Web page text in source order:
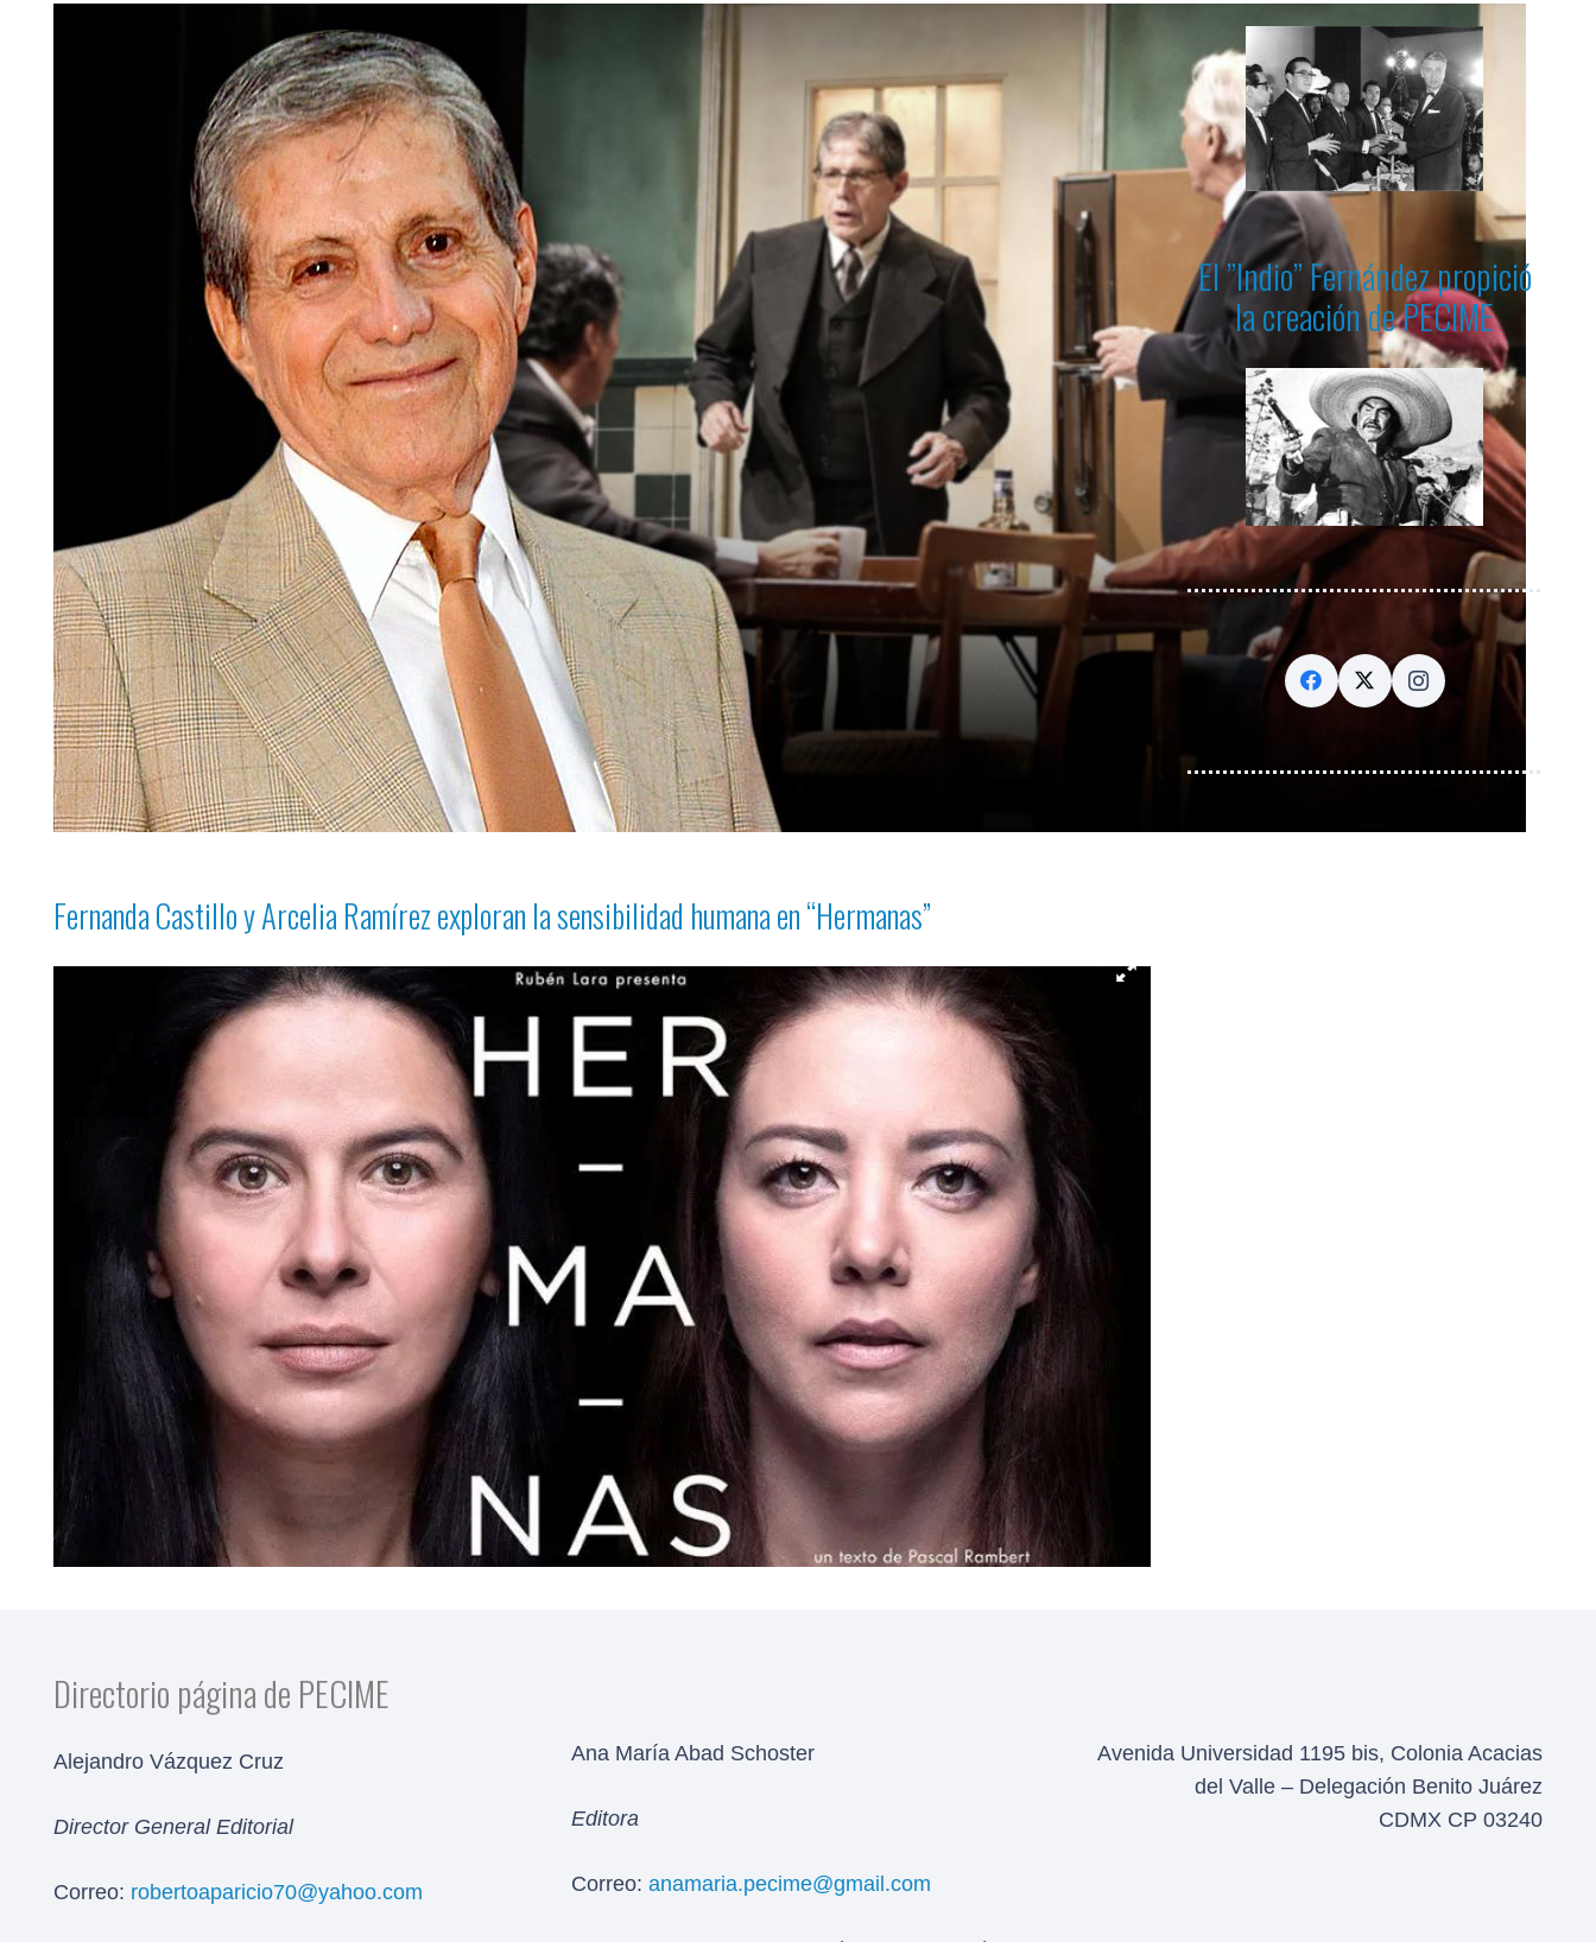
Fernanda Castillo y Arcelia Ramírez exploran la sensibilidad humana en“Hermanas”
El ”Indio” Fernández propició
la creación de PECIME
Directorio página de PECIME
Alejandro Vázquez Cruz
Director General Editorial
Correo: robertoaparicio70@yahoo.com
Ana María Abad Schoster
Editora
Correo: anamaria.pecime@gmail.com
Avenida Universidad 1195 bis, Colonia Acacias
del Valle – Delegación Benito Juárez
CDMX CP 03240